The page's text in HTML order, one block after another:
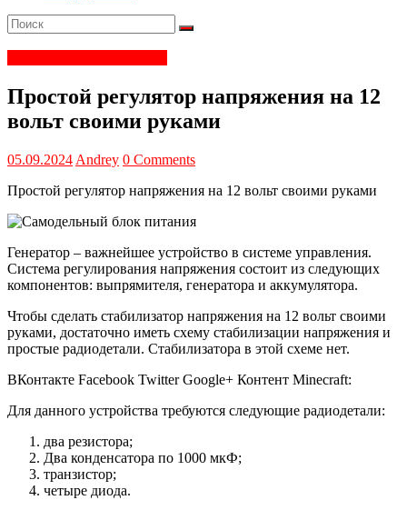
Простой регулятор напряжения на 12
вольт своими руками
05.09.2024 Andrey 0 Comments
Простой регулятор напряжения на 12 вольт своими руками
Генератор – важнейшее устройство в системе управления.
Система регулирования напряжения состоит из следующих
компонентов: выпрямителя, генератора и аккумулятора.
Чтобы сделать стабилизатор напряжения на 12 вольт своими
руками, достаточно иметь схему стабилизации напряжения и
простые радиодетали. Стабилизатора в этой схеме нет.
ВКонтакте Facebook Twitter Google+ Контент Minecraft:
Для данного устройства требуются следующие радиодетали:
два резистора;
Два конденсатора по 1000 мкФ;
транзистор;
четыре диода.